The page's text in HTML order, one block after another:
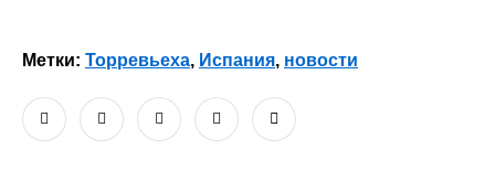
Метки: Торревьеха, Испания, новости